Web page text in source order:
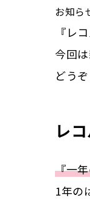
お知ら
『レ
今回
どう
レ
『一
1年の